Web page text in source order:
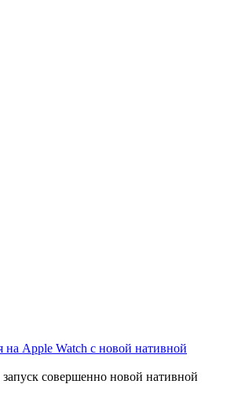
на Apple Watch с новой нативной
совершенно новой нативной